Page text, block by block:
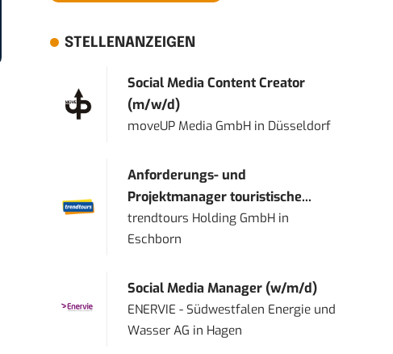
STELLENANZEIGEN
Social Media Content Creator
(m/w/d)
moveUP Media GmbH in Düsseldorf
Anforderungs- und
Projektmanager touristische...
trendtours Holding GmbH in
Eschborn
Social Media Manager (w/m/d)
ENERVIE - Südwestfalen Energie und
Wasser AG in Hagen